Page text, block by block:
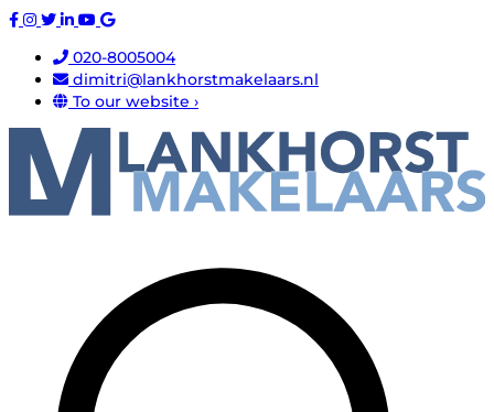
020-8005004
dimitri@lankhorstmakelaars.nl
To our website ›